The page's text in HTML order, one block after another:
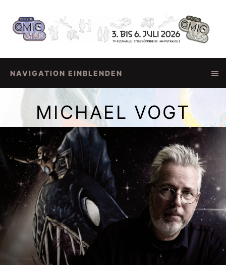
NAVIGATION EINBLENDEN
MICHAEL VOGT